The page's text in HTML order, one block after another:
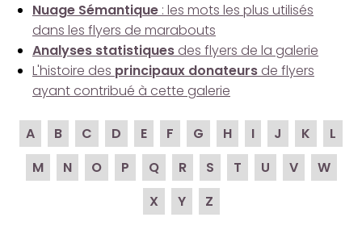
Nuage Sémantique : les mots les plus utilisés
dans les flyers de marabouts
Analyses statistiques des flyers de la galerie
L'histoire des principaux donateurs de flyers
ayant contribué à cette galerie
A B C D E F G H I J K
L
M
N O P Q R S T U V
W
X
Y Z